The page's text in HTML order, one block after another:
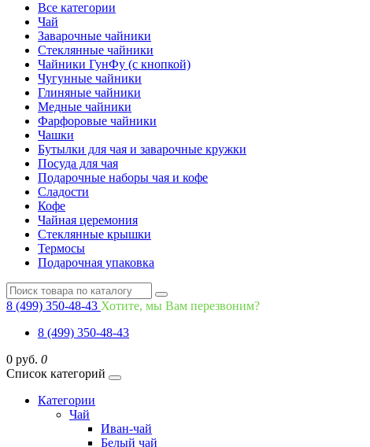
Все категории
Чай
Заварочные чайники
Стеклянные чайники
Чайники ГунФу (с кнопкой)
Чугунные чайники
Глиняные чайники
Медные чайники
Фарфоровые чайники
Чашки
Бутылки для чая и заварочные кружки
Посуда для чая
Подарочные наборы чая и кофе
Сладости
Кофе
Чайная церемония
Стеклянные крышки
Термосы
Подарочная упаковка
8 (499) 350-48-43 Хотите, мы Вам перезвоним?
8 (499) 350-48-43
0 руб. 0
Список категорий
Категории
Чай
Иван-чай
Белый чай